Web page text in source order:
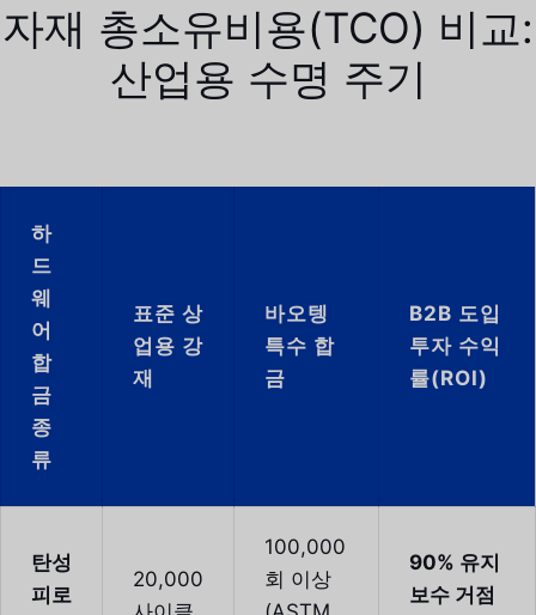
자재 총소유비용(TCO) 비교:
산업용 수명 주기
하
드
웨
어
합
금
종
류
표준 상
업용 강
재
바오텡
특수 합
금
B2B 도입
투자 수익
률(ROI)
탄성
피로
20,000
100,000
회 이상
90% 유지
보수 거점